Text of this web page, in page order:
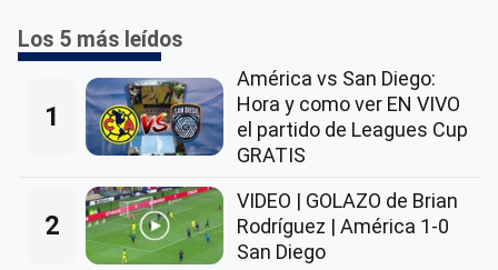
Los 5 más leídos
1
América vs San Diego:
Hora y como ver EN VIVO
el partido de Leagues Cup
GRATIS
2
VIDEO | GOLAZO de Brian
Rodríguez | América 1-0
San Diego